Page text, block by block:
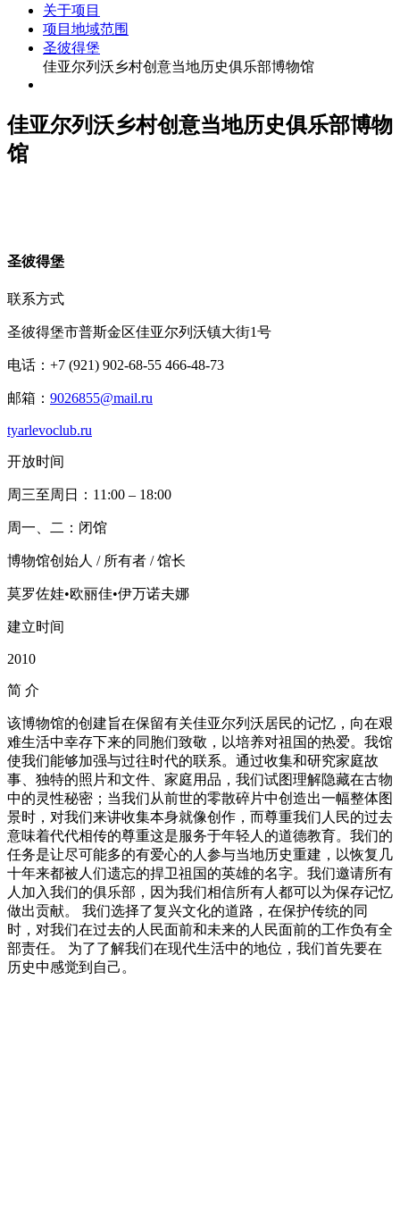
关于项目
项目地域范围
圣彼得堡
佳亚尔列沃乡村创意当地历史俱乐部博物馆
佳亚尔列沃乡村创意当地历史俱乐部博物
馆
圣彼得堡
联系方式
圣彼得堡市普斯金区佳亚尔列沃镇大街1号
电话：+7 (921) 902-68-55 466-48-73
邮箱： 9026855@mail.ru
tyarlevoclub.ru
开放时间
周三至周日：11:00 – 18:00
周一、二：闭馆
博物馆创始人 / 所有者 / 馆长
莫罗佐娃•欧丽佳•伊万诺夫娜
建立时间
2010
简 介
该博物馆的创建旨在保留有关佳亚尔列沃居民的记忆，向在艰
难生活中幸存下来的同胞们致敬，以培养对祖国的热爱。我馆
使我们能够加强与过往时代的联系。通过收集和研究家庭故
事、独特的照片和文件、家庭用品，我们试图理解隐藏在古物
中的灵性秘密；当我们从前世的零散碎片中创造出一幅整体图
景时，对我们来讲收集本身就像创作，而尊重我们人民的过去
意味着代代相传的尊重这是服务于年轻人的道德教育。我们的
任务是让尽可能多的有爱心的人参与当地历史重建，以恢复几
十年来都被人们遗忘的捍卫祖国的英雄的名字。我们邀请所有
人加入我们的俱乐部，因为我们相信所有人都可以为保存记忆
做出贡献。 我们选择了复兴文化的道路，在保护传统的同
时，对我们在过去的人民面前和未来的人民面前的工作负有全
部责任。 为了了解我们在现代生活中的地位，我们首先要在
历史中感觉到自己。